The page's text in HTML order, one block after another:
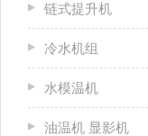
链式提升机
冷水机组
水模温机
油温机 显影机